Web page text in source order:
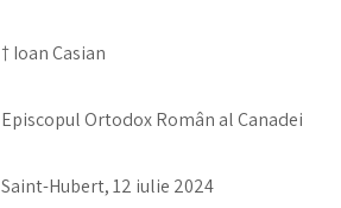
† Ioan Casian
Episcopul Ortodox Român al Canadei
Saint-Hubert, 12 iulie 2024